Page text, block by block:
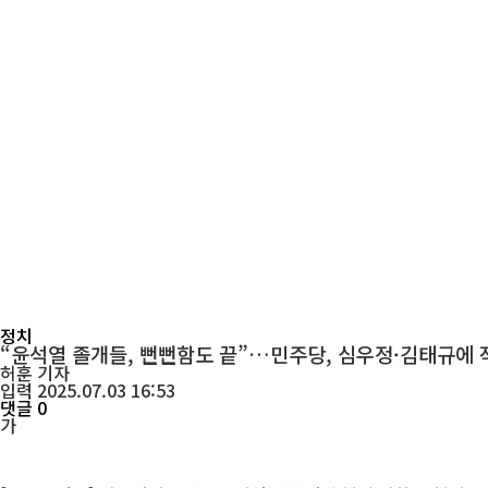
정치
“윤석열 졸개들, 뻔뻔함도 끝”…민주당, 심우정·김태규에
허훈 기자
입력 2025.07.03 16:53
댓글 0
가